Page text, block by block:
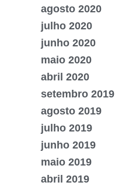
agosto 2020
julho 2020
junho 2020
maio 2020
abril 2020
setembro 2019
agosto 2019
julho 2019
junho 2019
maio 2019
abril 2019